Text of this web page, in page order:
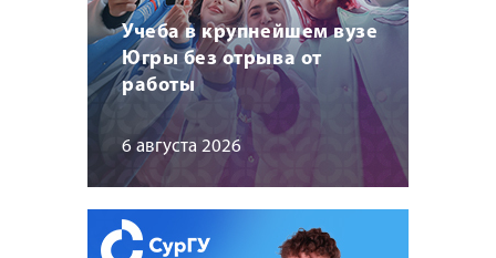
Учеба в крупнейшем вузе
Югры без отрыва от
работы
6 августа 2026